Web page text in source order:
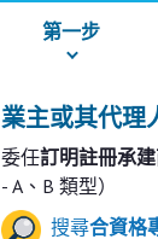
第一步
業主或其代理
委任訂明註冊承
- A、B 類型）
搜尋合資格